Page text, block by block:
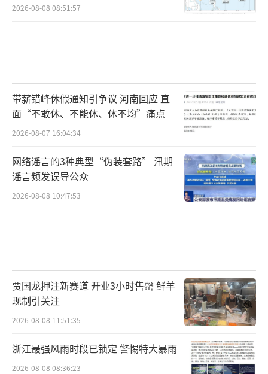
2026-08-08 08:51:57
带薪错峰休假通知引争议 河南回应 直
面“不敢休、不能休、休不均”痛点
2026-08-07 16:04:34
网络谣言的3种典型“伪装套路” 汛期
谣言频发误导公众
2026-08-08 10:47:53
贾国龙押注新赛道 开业3小时售罄 鲜羊
现制引关注
2026-08-08 11:51:35
浙江最强风雨时段已锁定 警惕特大暴雨
2026-08-08 08:36:23